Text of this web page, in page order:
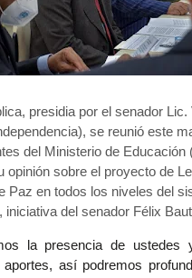
presidia por el senador Lic.
se reunió este
del Ministerio de Educación
opinión sobre el proyecto de
Paz en todos los niveles del
iniciativa del senador Félix
la presencia de ustedes
así podremos